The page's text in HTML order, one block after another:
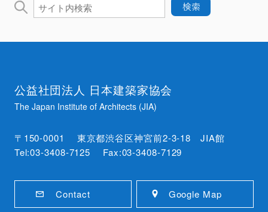
公益社団法人 日本建築家協会
The Japan Institute of Architects (JIA)
〒150-0001 東京都渋谷区神宮前2-3-18 JIA館
Tel:03-3408-7125 Fax:03-3408-7129
Contact Google Map